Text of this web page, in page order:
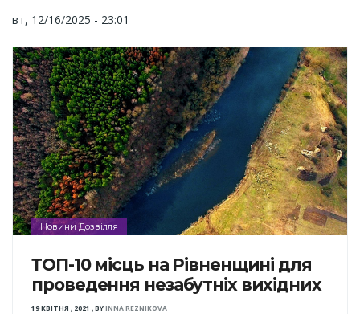
вт, 12/16/2025 - 23:01
Новини Дозвілля
ТОП-10 місць на Рівненщині для
проведення незабутніх вихідних
19 КВІТНЯ , 2021 ,BYINNA REZNIKOVA